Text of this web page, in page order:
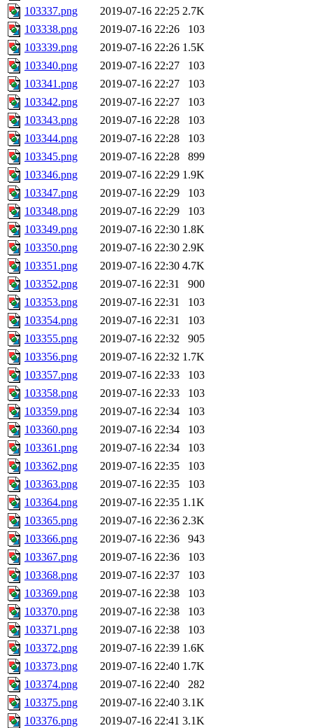
103337.png
2019-07-16 22:25 2.7K
103338.png
2019-07-16 22:26
103
103339.png
2019-07-16 22:26 1.5K
103340.png
2019-07-16 22:27
103
103341.png
2019-07-16 22:27
103
103342.png
2019-07-16 22:27
103
103343.png
2019-07-16 22:28
103
103344.png
2019-07-16 22:28
103
103345.png
2019-07-16 22:28
899
103346.png
2019-07-16 22:29 1.9K
103347.png
2019-07-16 22:29
103
103348.png
2019-07-16 22:29
103
103349.png
2019-07-16 22:30 1.8K
103350.png
2019-07-16 22:30 2.9K
103351.png
2019-07-16 22:30 4.7K
103352.png
2019-07-16 22:31
900
103353.png
2019-07-16 22:31
103
103354.png
2019-07-16 22:31
103
103355.png
2019-07-16 22:32
905
103356.png
2019-07-16 22:32 1.7K
103357.png
2019-07-16 22:33
103
103358.png
2019-07-16 22:33
103
103359.png
2019-07-16 22:34
103
103360.png
2019-07-16 22:34
103
103361.png
2019-07-16 22:34
103
103362.png
2019-07-16 22:35
103
103363.png
2019-07-16 22:35
103
103364.png
2019-07-16 22:35 1.1K
103365.png
2019-07-16 22:36 2.3K
103366.png
2019-07-16 22:36
943
103367.png
2019-07-16 22:36
103
103368.png
2019-07-16 22:37
103
103369.png
2019-07-16 22:38
103
103370.png
2019-07-16 22:38
103
103371.png
2019-07-16 22:38
103
103372.png
2019-07-16 22:39 1.6K
103373.png
2019-07-16 22:40 1.7K
103374.png
2019-07-16 22:40
282
103375.png
2019-07-16 22:40 3.1K
103376.png
2019-07-16 22:41 3.1K